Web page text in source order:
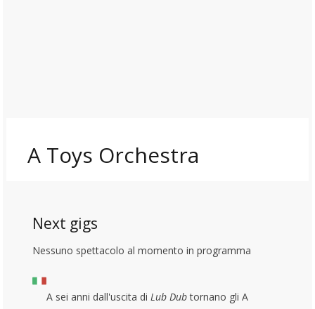
A Toys Orchestra
Next gigs
Nessuno spettacolo al momento in programma
A sei anni dall'uscita diLub Dubtornano gli A